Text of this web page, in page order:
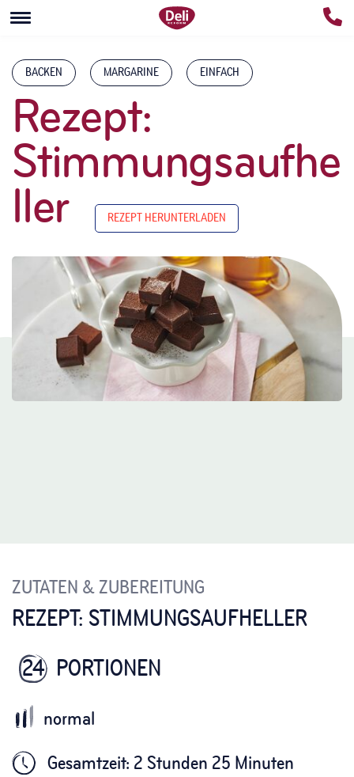
BACKEN MARGARINE EINFACH
Rezept:
Stimmungsaufhe
ller REZEPT HERUNTERLADEN
ZUTATEN & ZUBEREITUNG
REZEPT: STIMMUNGSAUFHELLER
24 PORTIONEN
Gesamtzeit: 2 Stunden 25 Minuten